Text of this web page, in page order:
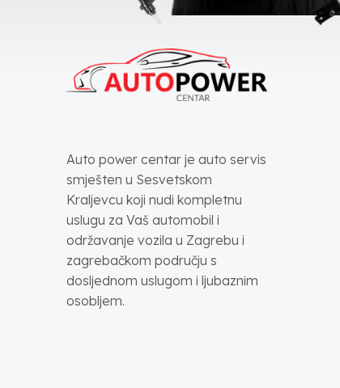
Auto power centar je auto servis
smješten u Sesvetskom
Kraljevcu koji nudi kompletnu
uslugu za Vaš automobil i
održavanje vozila u Zagrebu i
zagrebačkom području s
dosljednom uslugom i ljubaznim
osobljem.